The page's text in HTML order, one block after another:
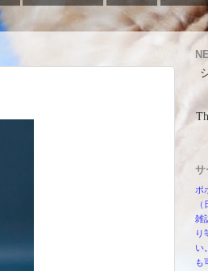
サ
ポ
雑
り
い
も